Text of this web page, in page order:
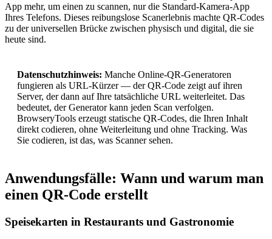
App mehr, um einen zu scannen, nur die Standard-Kamera-App
Ihres Telefons. Dieses reibungslose Scanerlebnis machte QR-Codes
zu der universellen Brücke zwischen physisch und digital, die sie
heute sind.
Datenschutzhinweis: Manche Online-QR-Generatoren
fungieren als URL-Kürzer — der QR-Code zeigt auf ihren
Server, der dann auf Ihre tatsächliche URL weiterleitet. Das
bedeutet, der Generator kann jeden Scan verfolgen.
BrowseryTools erzeugt statische QR-Codes, die Ihren Inhalt
direkt codieren, ohne Weiterleitung und ohne Tracking. Was
Sie codieren, ist das, was Scanner sehen.
Anwendungsfälle: Wann und warum man
einen QR-Code erstellt
Speisekarten in Restaurants und Gastronomie